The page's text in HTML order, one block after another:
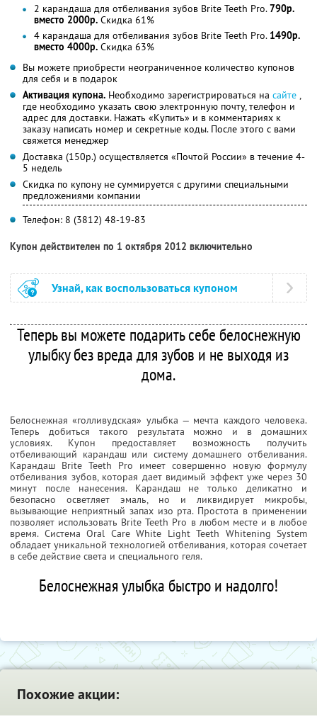
2 карандаша для отбеливания зубов Brite Teeth Pro.790р.
вместо 2000р. Скидка 61%
4 карандаша для отбеливания зубов Brite Teeth Pro. 1490р.
вместо 4000р. Скидка 63%
Вы можете приобрести неограниченное количество купонов
для себя и в подарок
Активация купона. Необходимо зарегистрироваться на сайте ,
где необходимо указать свою электронную почту, телефон и
адрес для доставки. Нажать «Купить» и в комментариях к
заказу написать номер и секретные коды. После этого с вами
свяжется менеджер
Доставка (150р.) осуществляется «Почтой России» в течение 4-
5 недель
Скидка по купону не суммируется с другими специальными
предложениями компании
Телефон: 8 (3812) 48-19-83
Купон действителен по 1 октября 2012 включительно
Узнай, как воспользоваться купоном
Теперь вы можете подарить себе белоснежную
улыбку без вреда для зубов и не выходя из
дома.
Белоснежная «голливудская» улыбка — мечта каждого человека.
Теперь добиться такого результата можно и в домашних
условиях. Купон предоставляет возможность получить
отбеливающий карандаш или систему домашнего отбеливания.
Карандаш Brite Teeth Pro имеет совершенно новую формулу
отбеливания зубов, которая дает видимый эффект уже через 30
минут после нанесения. Карандаш не только деликатно и
безопасно осветляет эмаль, но и ликвидирует микробы,
вызывающие неприятный запах изо рта. Простота в применении
позволяет использовать Brite Teeth Pro в любом месте и в любое
время. Система Oral Care White Light Teeth Whitening System
обладает уникальной технологией отбеливания, которая сочетает
в себе действие света и специального геля.
Белоснежная улыбка быстро и надолго!
Похожие акции: